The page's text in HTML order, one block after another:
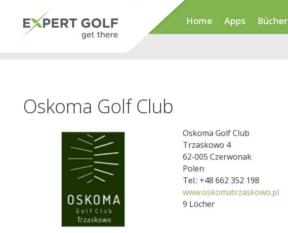
Home Apps Bücher
Oskoma Golf Club
Oskoma Golf Club
Trzaskowo 4
62-005 Czerwonak
Polen
Tel.: +48 662 352 198
www.oskomatrzaskowo.pl
9 Löcher